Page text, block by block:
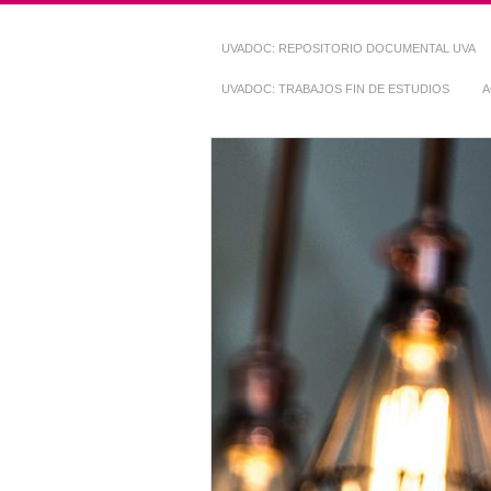
UVADOC: REPOSITORIO DOCUMENTAL UVA
UVADOC: TRABAJOS FIN DE ESTUDIOS
Repositorio
~ UVaDOC